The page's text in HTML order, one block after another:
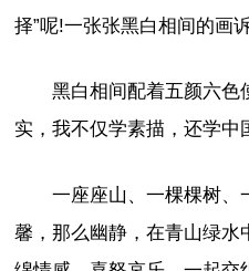
择”呢!一张张黑白相间的画
黑白相间配着五颜六色
实，我不仅学素描，还学中
一座座山、一棵棵树、
馨，那么幽静，在青山绿水